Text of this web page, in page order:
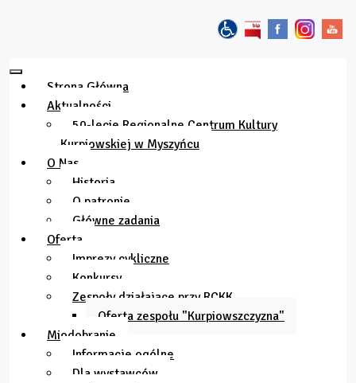
Strona Główna
Aktualności
50-lecie Regionalne Centrum Kultury
Kurpiowskiej w Myszyńcu
O Nas
Historia
O patronie
Główne zadania
Oferta
Imprezy cykliczne
Konkursy
Zespoły działające przy RCKK
Oferta zespołu "Kurpiowszczyzna"
Miodobranie
Informacje ogólne
Dla wystawców